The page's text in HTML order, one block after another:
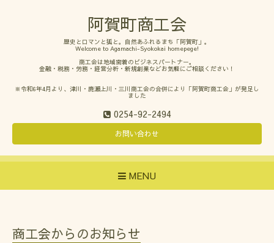
阿賀町商工会
歴史とロマンと狐と。自然あふれるまち「阿賀町」。
Welcome to Agamachi-Syokokai homepege!
商工会は地域密着のビジネスパートナー。
金融・税務・労務・経営分析・新規創業などお気軽にご相談ください！
※令和6年4月より、津川・鹿瀬上川・三川商工会の合併により「阿賀町商工会」が発足し
ました
0254-92-2494
お問い合わせ
MENU
商工会からのお知らせ